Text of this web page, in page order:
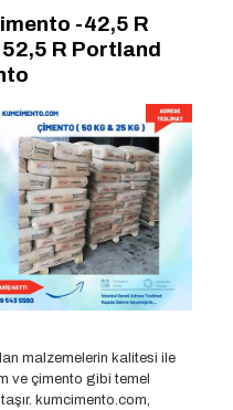
-42,5 R
R Portland
malzemelerin kalitesi ile
ve çimento gibi temel
kumcimento.com,